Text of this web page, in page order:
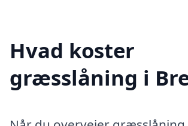
Hvad koster
græsslåning i